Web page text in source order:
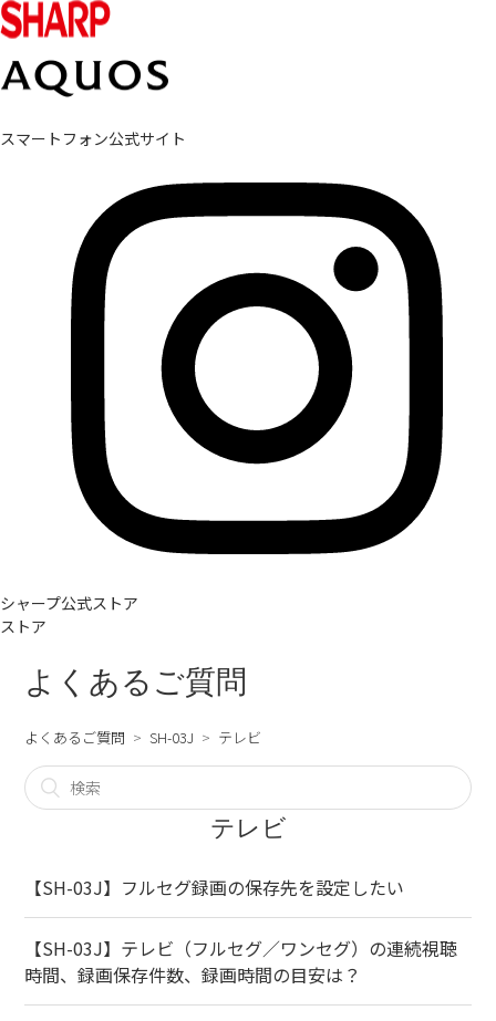
スマートフォン公式サイト
シャープ公式ストア
ストア
よくあるご質問
よくあるご質問 SH-03J テレビ
テレビ
【SH-03J】フルセグ録画の保存先を設定したい
【SH-03J】テレビ（フルセグ／ワンセグ）の連続視聴
時間、録画保存件数、録画時間の目安は？